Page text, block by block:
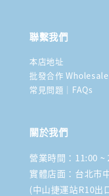
聯繫我們
本店地址
批發合作
常見問題｜FAQs
關於我們
營業時間：11:00 ~
實體店面：台北市
(中山捷運站R10出